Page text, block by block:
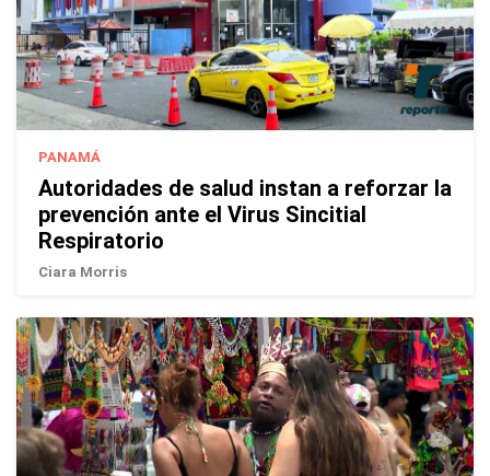
PANAMÁ
Autoridades de salud instan a reforzar la
prevención ante el Virus Sincitial
Respiratorio
Ciara Morris